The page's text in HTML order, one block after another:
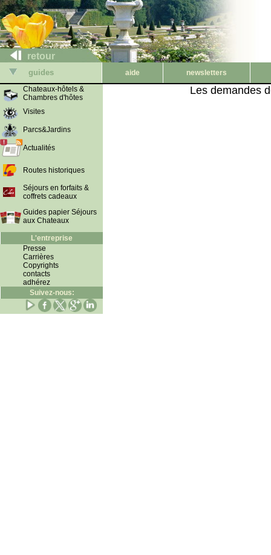
retour
guides aide
newsletters
Chateaux-hôtels &
Chambres d'hôtes
Visites
Parcs&Jardins
Actualités
Routes historiques
Séjours en forfaits &
coffrets cadeaux
Guides papier Séjours
aux Chateaux
L'entreprise
Presse
Carrières
Copyrights
contacts
adhérez
Suivez-nous:
Les demandes